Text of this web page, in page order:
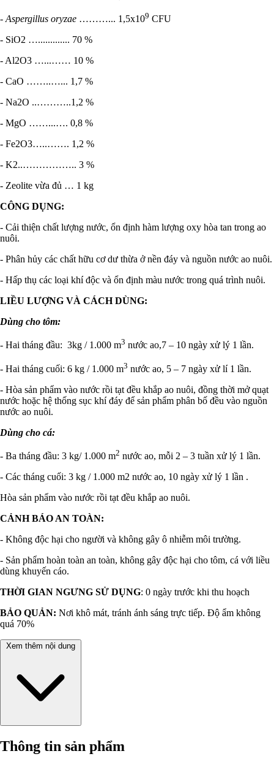
- Aspergillus oryzae ………... 1,5x109 CFU
- SiO2 …............. 70 %
- Al2O3 …...…… 10 %
- CaO ……..…... 1,7 %
- Na2O ..………..1,2 %
- MgO ……...…. 0,8 %
- Fe2O3…..……. 1,2 %
- K2..…………….. 3 %
- Zeolite vừa đủ … 1 kg
CÔNG DỤNG:
- Cải thiện chất lượng nước, ổn định hàm lượng oxy hòa tan trong ao
nuôi.
- Phân hủy các chất hữu cơ dư thừa ở nền đáy và nguồn nước ao nuôi.
- Hấp thụ các loại khí độc và ổn định màu nước trong quá trình nuôi.
LIỀU LƯỢNG VÀ CÁCH DÙNG:
Dùng cho tôm:
- Hai tháng đầu: 3kg / 1.000 m3 nước ao,7 – 10 ngày xử lý 1 lần.
- Hai tháng cuối: 6 kg / 1.000 m3 nước ao, 5 – 7 ngày xử lí 1 lần.
- Hòa sản phẩm vào nước rồi tạt đều khắp ao nuôi, đồng thời mở quạt
nước hoặc hệ thống sục khí đáy để sản phẩm phân bố đều vào nguồn
nước ao nuôi.
Dùng cho cá:
- Ba tháng đầu: 3 kg/ 1.000 m2 nước ao, mỗi 2 – 3 tuần xử lý 1 lần.
- Các tháng cuối: 3 kg / 1.000 m2 nước ao, 10 ngày xử lý 1 lần .
Hòa sản phẩm vào nước rồi tạt đều khắp ao nuôi.
CẢNH BÁO AN TOÀN:
- Không độc hại cho người và không gây ô nhiễm môi trường.
- Sản phẩm hoàn toàn an toàn, không gây độc hại cho tôm, cá với liều
dùng khuyến cáo.
THỜI GIAN NGƯNG SỬ DỤNG: 0 ngày trước khi thu hoạch
BẢO QUẢN: Nơi khô mát, tránh ánh sáng trực tiếp. Độ ẩm không
quá 70%
Xem thêm nội dung
Thông tin sản phẩm